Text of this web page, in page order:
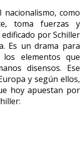
como
toma fuerzas y
por Schiller
Es un drama para
elementos que
disensos. Ese
y según ellos,
hoy apuestan por